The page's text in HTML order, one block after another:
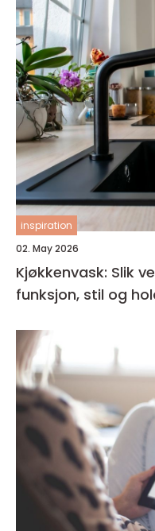
inspiration
02. May 2026
Kjøkkenvask: Slik
funksjon, stil og